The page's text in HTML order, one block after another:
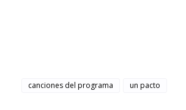
canciones del programa un pacto